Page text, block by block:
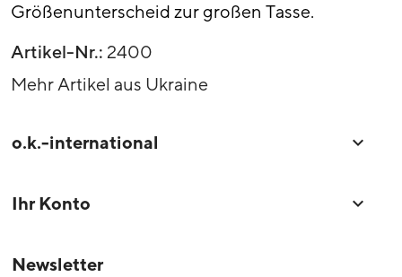
Größenunterscheid zur großen Tasse.
Artikel-Nr.: 2400
Mehr Artikel aus Ukraine
o.k.-international 
Ihr Konto 
Newsletter